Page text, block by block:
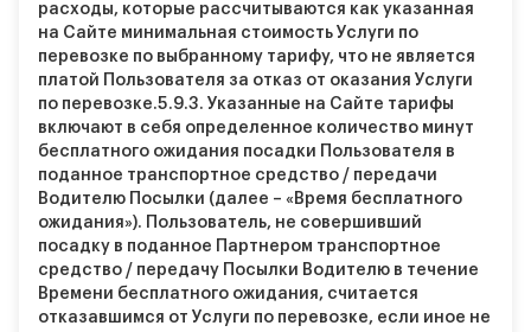
расходы, которые рассчитываются как указанная
на Сайте минимальная стоимость Услуги по
перевозке по выбранному тарифу, что не является
платой Пользователя за отказ от оказания Услуги
по перевозке.5.9.3. Указанные на Сайте тарифы
включают в себя определенное количество минут
бесплатного ожидания посадки Пользователя в
поданное транспортное средство / передачи
Водителю Посылки (далее – «Время бесплатного
ожидания»). Пользователь, не совершивший
посадку в поданное Партнером транспортное
средство / передачу Посылки Водителю в течение
Времени бесплатного ожидания, считается
отказавшимся от Услуги по перевозке, если иное не